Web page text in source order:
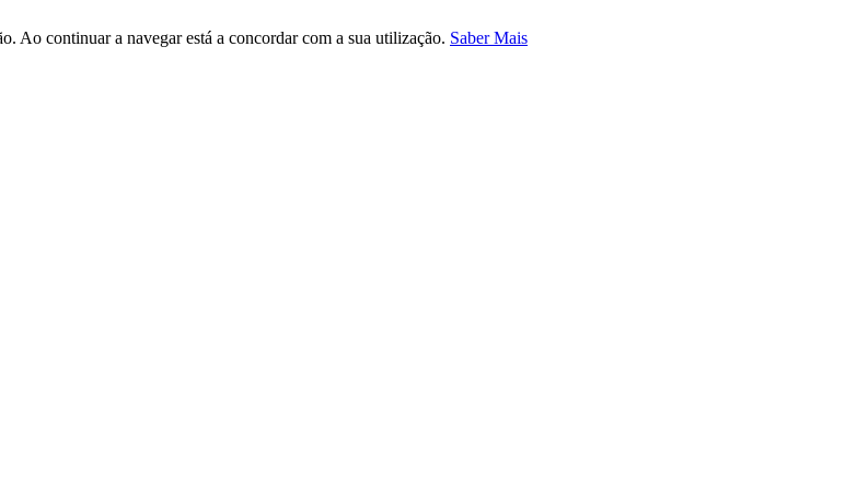
Ao continuar a navegar está a concordar com a sua utilização. Saber Mais